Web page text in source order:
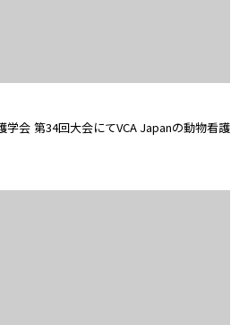
学会 第34回大会にてVCA Japanの動物看護